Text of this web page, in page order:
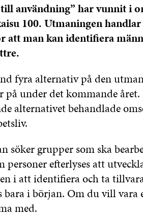
användning” har vunnit i
100. Utmaningen
att man kan identifiera
fyra alternativ på den
under det kommande
alternativet behandlade
söker grupper som ska
efterlyses att
i att identifiera och ta
bara i början. Om du vill vara
med.